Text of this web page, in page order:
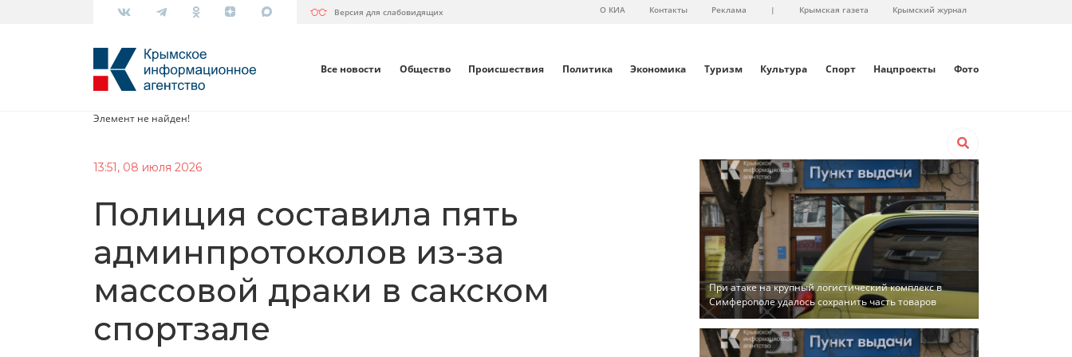
Версия для слабовидящих О КИА Контакты Реклама | Крымская газета Крымский журнал
Все новости Общество Происшествия Политика Экономика Туризм Культура Спорт Нацпроекты Фото
Элемент не найден!
13:51, 08 июля 2026
Полиция составила пять
админпротоколов из-за
массовой драки в сакском
спортзале
При атаке на крупный логистический комплекс в
Симферополе удалось сохранить часть товаров